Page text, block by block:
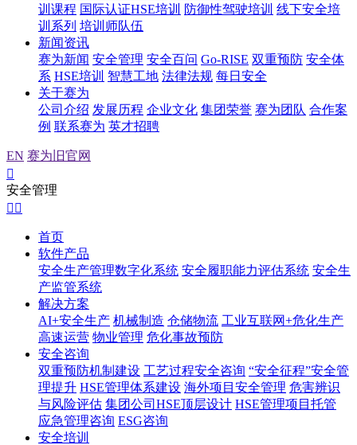
训课程 国际认证HSE培训 防御性驾驶培训 线下安全培
训系列 培训师队伍
新闻资讯
赛为新闻 安全管理 安全百问 Go-RISE 双重预防 安全体
系 HSE培训 智慧工地 法律法规 每日安全
关于赛为
公司介绍 发展历程 企业文化 集团荣誉 赛为团队 合作案
例 联系赛为 英才招聘
EN 赛为旧官网

安全管理
 
首页
软件产品
安全生产管理数字化系统 安全履职能力评估系统 安全生
产监管系统
解决方案
AI+安全生产 机械制造 仓储物流 工业互联网+危化生产
高速运营 物业管理 危化事故预防
安全咨询
双重预防机制建设 工艺过程安全咨询 “安全征程”安全管
理提升 HSE管理体系建设 海外项目安全管理 危害辨识
与风险评估 集团公司HSE顶层设计 HSE管理项目托管
应急管理咨询 ESG咨询
安全培训